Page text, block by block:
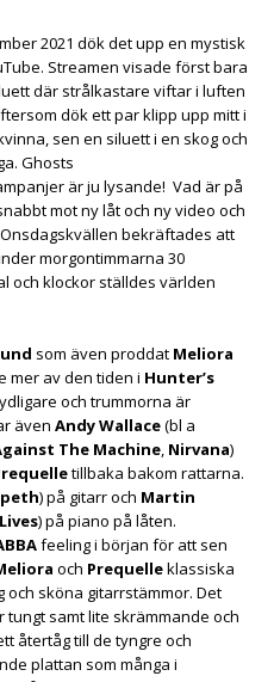
2021 dök det upp en mystisk
Streamen visade först bara
där strålkastare viftar i luften
dök ett par klipp upp mitt i
sen en siluett i en skog och
Ghosts
är ju lysande! Vad är på
mot ny låt och ny video och
bekräftades att
morgontimmarna 30
och klockor ställdes världen
som även proddat Meliora
mer av den tiden i Hunter’s
och trummorna är
även Andy Wallace(bl a
The Machine, Nirvana)
tillbaka bakom rattarna.
) på gitarr och Martin
) på piano på låten.
feeling i början för att sen
och Prequelleklassiska
sköna gitarrstämmor. Det
samt lite skrämmande och
återtåg till de tyngre och
plattan som många i